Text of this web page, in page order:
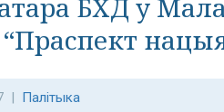
БХД у
| Палітыка